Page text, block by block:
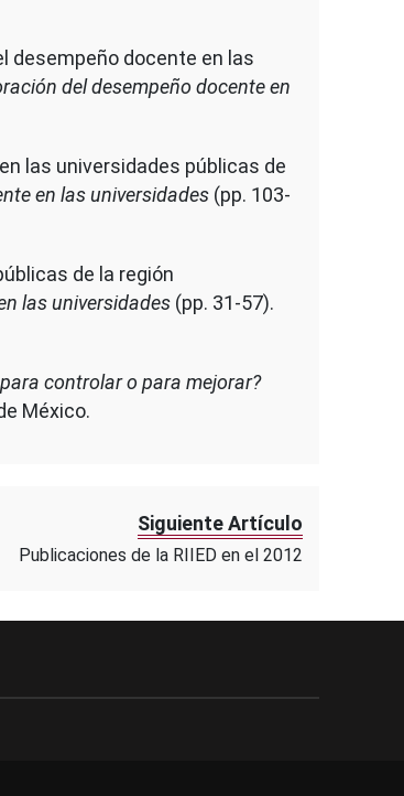
desempeño docente en las
del desempeño docente en
en las universidades públicas de
en las universidades (pp. 103-
de la región
las universidades (pp. 31-57).
controlar o para mejorar?
México.
Siguiente Artículo
Publicaciones de la RIIED en el 2012